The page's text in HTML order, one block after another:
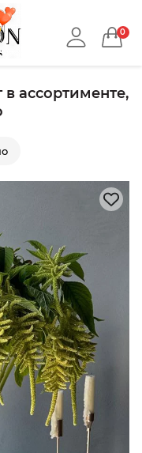
0
ассортименте,